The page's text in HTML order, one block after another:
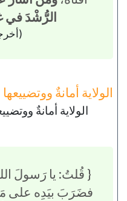
الرُّشْدَ في
الولاية أمانةٌ
الولاية أمانةٌ
{ قُلتُ: يا رَسولَ
فضَرَبَ بيَدِه على